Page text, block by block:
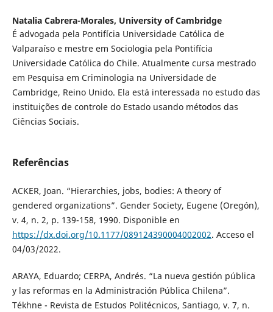
Natalia Cabrera-Morales, University of Cambridge
É advogada pela Pontifícia Universidade Católica de
Valparaíso e mestre em Sociologia pela Pontifícia
Universidade Católica do Chile. Atualmente cursa mestrado
em Pesquisa em Criminologia na Universidade de
Cambridge, Reino Unido. Ela está interessada no estudo das
instituições de controle do Estado usando métodos das
Ciências Sociais.
Referências
ACKER, Joan. “Hierarchies, jobs, bodies: A theory of
gendered organizations”. Gender Society, Eugene (Oregón),
v. 4, n. 2, p. 139-158, 1990. Disponible en
https://dx.doi.org/10.1177/089124390004002002. Acceso el
04/03/2022.
ARAYA, Eduardo; CERPA, Andrés. “La nueva gestión pública
y las reformas en la Administración Pública Chilena”.
Tékhne - Revista de Estudos Politécnicos, Santiago, v. 7, n.